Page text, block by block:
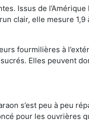
Issus de
clair, elle mesure
fourmilières à
Elles peuvent
s’est peu à peu
pour les ouvrières